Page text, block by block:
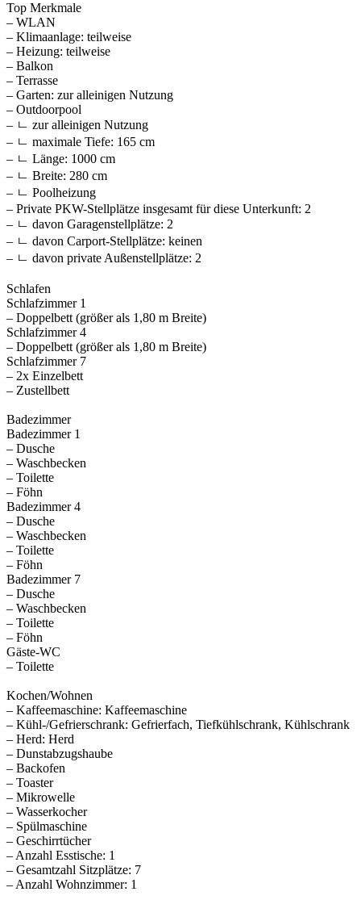
Top Merkmale
– WLAN
– Klimaanlage: teilweise
– Heizung: teilweise
– Balkon
– Terrasse
– Garten: zur alleinigen Nutzung
– Outdoorpool
– ㄴ zur alleinigen Nutzung
– ㄴ maximale Tiefe: 165 cm
– ㄴ Länge: 1000 cm
– ㄴ Breite: 280 cm
– ㄴ Poolheizung
– Private PKW-Stellplätze insgesamt für diese Unterkunft: 2
– ㄴ davon Garagenstellplätze: 2
– ㄴ davon Carport-Stellplätze: keinen
– ㄴ davon private Außen­stellplätze: 2
Schlafen
Schlafzimmer 1
– Doppelbett (größer als 1,80 m Breite)
Schlafzimmer 4
– Doppelbett (größer als 1,80 m Breite)
Schlafzimmer 7
– 2x Einzelbett
– Zustellbett
Badezimmer
Badezimmer 1
– Dusche
– Waschbecken
– Toilette
– Föhn
Badezimmer 4
– Dusche
– Waschbecken
– Toilette
– Föhn
Badezimmer 7
– Dusche
– Waschbecken
– Toilette
– Föhn
Gäste-WC
– Toilette
Kochen/Wohnen
– Kaffeemaschine: Kaffeemaschine
– Kühl-/Gefrierschrank: Gefrierfach, Tiefkühlschrank, Kühlschrank
– Herd: Herd
– Dunstabzugshaube
– Backofen
– Toaster
– Mikrowelle
– Wasserkocher
– Spülmaschine
– Geschirrtücher
– Anzahl Esstische: 1
– Gesamtzahl Sitzplätze: 7
– Anzahl Wohnzimmer: 1